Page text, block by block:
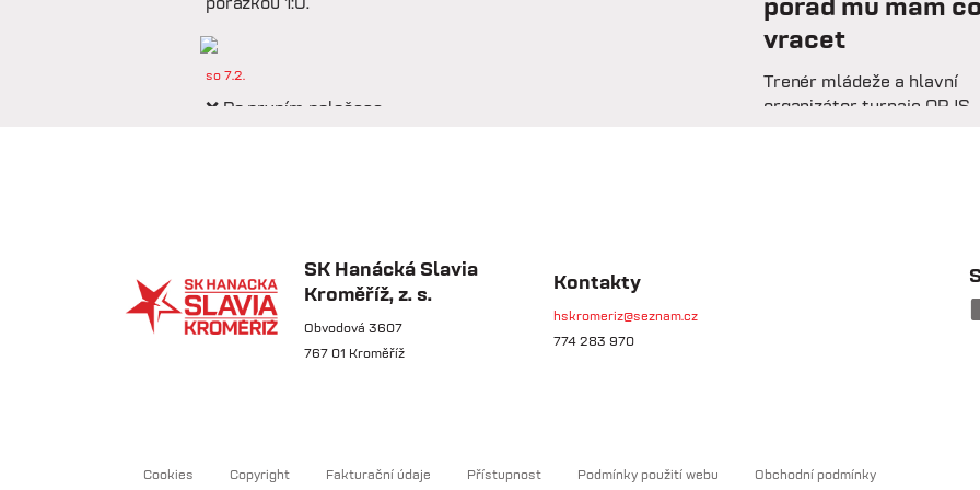
so 7.2.
❌ Po prvním poločase
nastoupíme v této základní
sestavě.
vracet
Trenér mládeže a hlavní
organizátor turnaje OPJS
úspěchy je nejvíce pyšný a
SK Hanácká Slavia
Kroměříž, z. s.
Obvodová 3607
767 01 Kroměříž
Kontakty
hskromeriz@seznam.cz
774 283 970
Cookies Copyright Fakturační údaje Přístupnost Podmínky použití webu Obchodní podmínky